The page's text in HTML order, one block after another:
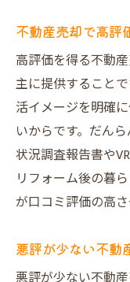
不動産売
建物調査
不動産売
実績豊富
不動産売
成功する不動
売主様の
不動産売
不動産売却で高評
高評価を得る不動
主に提供すること
活イメージを明確
いからです。だん
状況調査報告書や
リフォーム後の暮
が口コミ評価の高
悪評が少ない不動